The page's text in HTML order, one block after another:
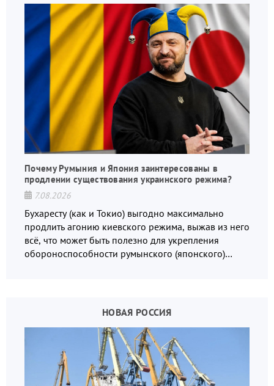
Почему Румыния и Япония заинтересованы в
продлении существования украинского режима?
7.08.2026
Бухаресту (как и Токио) выгодно максимально
продлить агонию киевского режима, выжав из него
всё, что может быть полезно для укрепления
обороноспособности румынского (японского)
НОВАЯ РОССИЯ